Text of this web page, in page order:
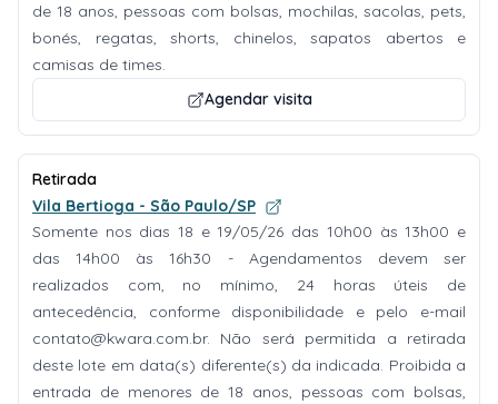
de 18 anos, pessoas com bolsas, mochilas, sacolas, pets,
bonés, regatas, shorts, chinelos, sapatos abertos e
camisas de times.
Agendar visita
Retirada
Vila Bertioga - São Paulo/SP
Somente nos dias 18 e 19/05/26 das 10h00 às 13h00 e
das 14h00 às 16h30 - Agendamentos devem ser
realizados com, no mínimo, 24 horas úteis de
antecedência, conforme disponibilidade e pelo e-mail
contato@kwara.com.br. Não será permitida a retirada
deste lote em data(s) diferente(s) da indicada. Proibida a
entrada de menores de 18 anos, pessoas com bolsas,